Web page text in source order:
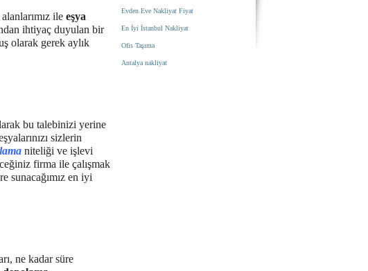
ile eşya
ihtiyaç duyulan bir
olarak gerek aylık
bu talebinizi yerine
sizlerin
niteliği ve işlevi
firma ile çalışmak
sunacağımız en iyi
ne kadar süre
Evden Eve Nakliyat Fiyat
En İyi İstanbul Nakliyat
Ofis Taşıma
Antalya nakliyat